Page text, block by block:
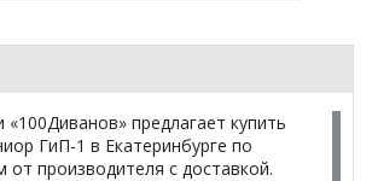
предлагает купить
ГиП-1 в Екатеринбурге по
производителя с доставкой.